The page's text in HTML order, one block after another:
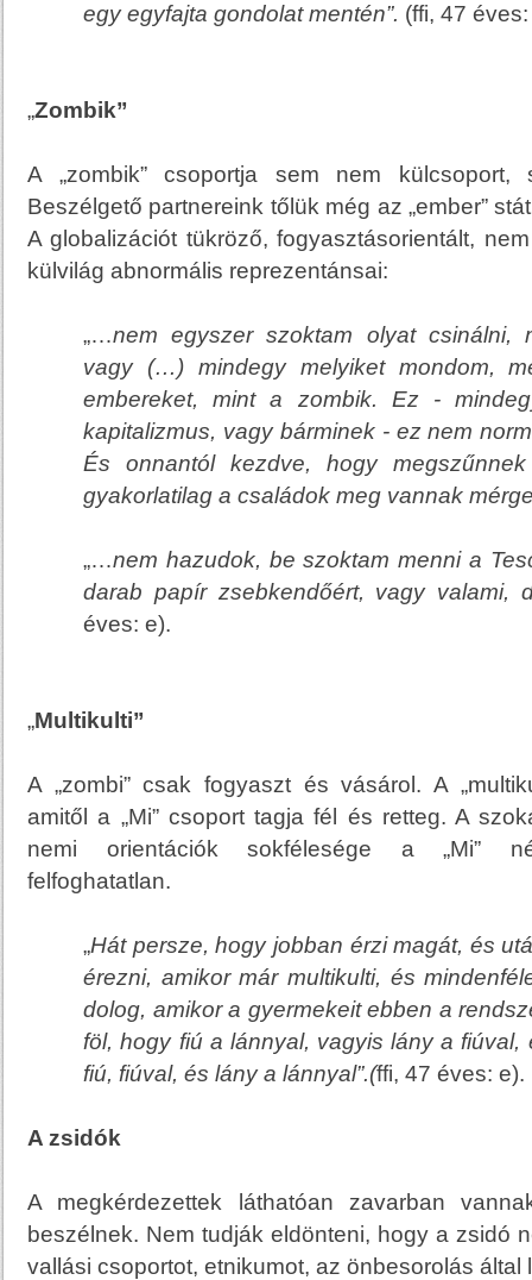
egy egyfajta gondolat mentén”. (ffi, 47
„Zombik”
A „zombik” csoportja sem nem külcsoport,
Beszélgető partnereink tőlük még az „ember”
A globalizációt tükröző, fogyasztásorientált,
külvilág abnormális reprezentánsai:
„…nem egyszer szoktam olyat csinálni,
vagy (…) mindegy melyiket mondom,
embereket, mint a zombik. Ez -
kapitalizmus, vagy bárminek - ez nem
És onnantól kezdve, hogy
gyakorlatilag a családok meg vannak
„…nem hazudok, be szoktam menni a
darab papír zsebkendőért, vagy valami,
éves: e).
„Multikulti”
A „zombi” csak fogyaszt és vásárol. A
amitől a „Mi” csoport tagja fél és retteg. A
nemi orientációk sokfélesége a „Mi”
felfoghatatlan.
„Hát persze, hogy jobban érzi magát, és
érezni, amikor már multikulti, és
dolog, amikor a gyermekeit ebben a
föl, hogy fiú a lánnyal, vagyis lány a fiúval,
fiú, fiúval, és lány a lánnyal”.(ffi, 47 éves: e).
A zsidók
A megkérdezettek láthatóan zavarban
beszélnek. Nem tudják eldönteni, hogy a zsidó
vallási csoportot, etnikumot, az önbesorolás által